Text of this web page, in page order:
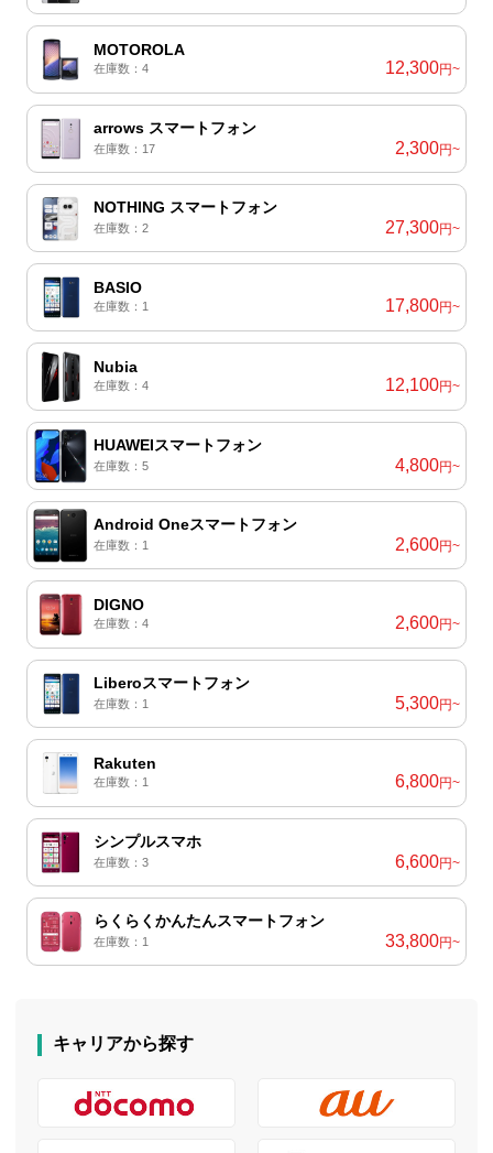
MOTOROLA
在庫数：4 12,300円~
arrows スマートフォン
在庫数：17 2,300円~
NOTHING スマートフォン
在庫数：2 27,300円~
BASIO
在庫数：1 17,800円~
Nubia
在庫数：4 12,100円~
HUAWEIスマートフォン
在庫数：5 4,800円~
Android Oneスマートフォン
在庫数：1 2,600円~
DIGNO
在庫数：4 2,600円~
Liberoスマートフォン
在庫数：1 5,300円~
Rakuten
在庫数：1 6,800円~
シンプルスマホ
在庫数：3 6,600円~
らくらくかんたんスマートフォン
在庫数：1 33,800円~
キャリアから探す